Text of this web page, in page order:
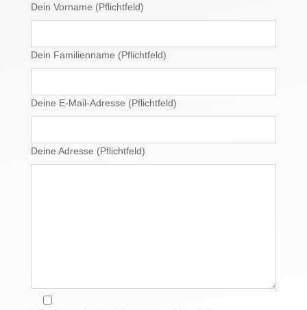
Dein Vorname (Pflichtfeld)
Dein Familienname (Pflichtfeld)
Deine E-Mail-Adresse (Pflichtfeld)
Deine Adresse (Pflichtfeld)